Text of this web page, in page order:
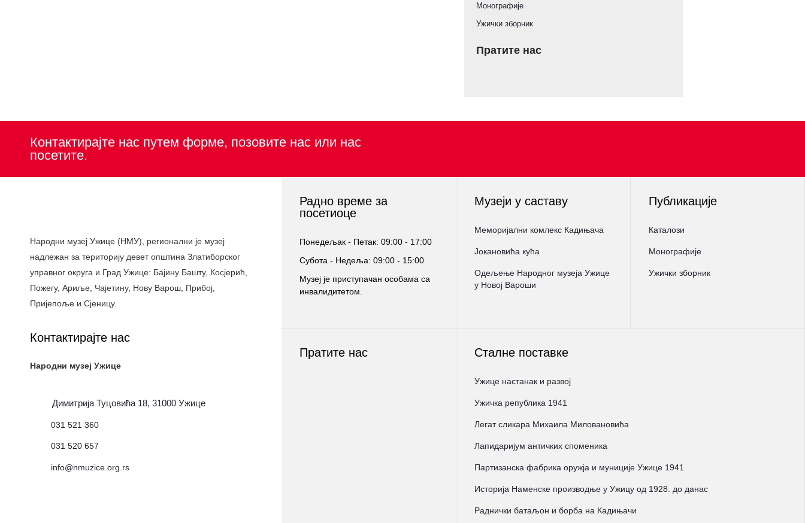
Монографије
Ужички зборник
Пратите нас
Контактирајте нас путем форме, позовите нас или нас
посетите.
Народни музеј Ужице (НМУ), регионални je музеј
надлежан за територију девет општина Златиборског
управног округа и Град Ужице: Бајину Башту, Косјерић,
Пожегу, Ариље, Чајетину, Нову Варош, Прибој,
Пријепоље и Сјеницу.
Контактирајте нас
Народни музеј Ужице
Димитрија Туцовића 18, 31000 Ужице
031 521 360
031 520 657
info@nmuzice.org.rs
Радно време за
посетиоце
Понедељак - Петак: 09:00 - 17:00
Субота - Недеља: 09:00 - 15:00
Музеј је приступачан особама са
инвалидитетом.
Музеји у саставу
Меморијални комлекс Кадињача
Јокановића кућа
Oдељење Народног музеја Ужице
у Новој Вароши
Публикације
Каталози
Монографије
Ужички зборник
Пратите нас Сталне поставке
Ужице настанак и развој
Ужичка република 1941
Легат сликара Михаила Миловановића
Лапидаријум античких споменика
Партизанска фабрика оружја и муниције Ужице 1941
Историја Наменске производње у Ужицу од 1928. до данас
Раднички батаљон и борба на Кадињачи